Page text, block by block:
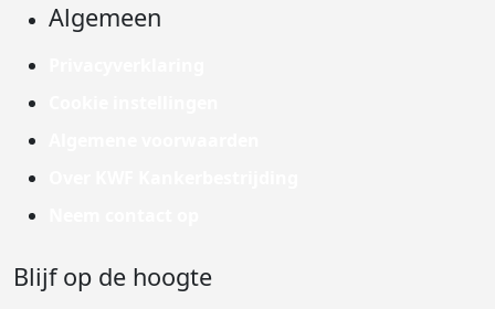
Algemeen
Blijf op de hoogte